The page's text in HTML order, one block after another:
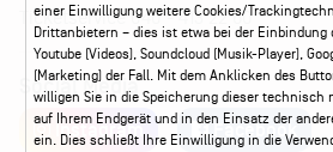
Ticketservice 040 - 413 22 60
Social Media
Instagram Facebook
einer Einwilligung weitere Cookies/
Drittanbietern – dies ist etwa bei der Einbindung
Youtube (Videos), Soundcloud (Musik-Player),
(Marketing) der Fall. Mit dem Anklicken des
willigen Sie in die Speicherung dieser technisch
auf Ihrem Endgerät und in den Einsatz der
ein. Dies schließt Ihre Einwilligung in die